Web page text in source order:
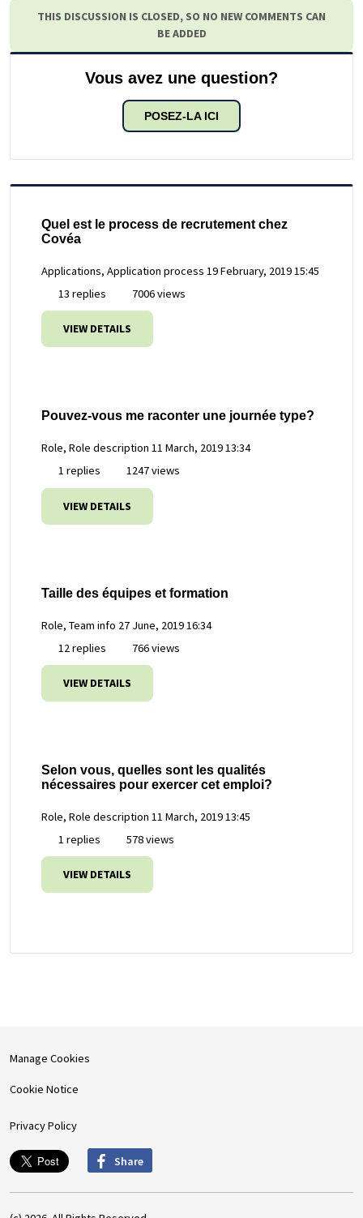
THIS DISCUSSION IS CLOSED, SO NO NEW COMMENTS CAN
BE ADDED
Vous avez une question?
POSEZ-LA ICI
Quel est le process de recrutement chez
Covéa
Applications, Application process 19 February, 2019 15:45
13 replies
7006 views
VIEW DETAILS
Pouvez-vous me raconter une journée type?
Role, Role description 11 March, 2019 13:34
1 replies
1247 views
VIEW DETAILS
Taille des équipes et formation
Role, Team info 27 June, 2019 16:34
12 replies
766 views
VIEW DETAILS
Selon vous, quelles sont les qualités
nécessaires pour exercer cet emploi?
Role, Role description 11 March, 2019 13:45
1 replies
578 views
VIEW DETAILS
Manage Cookies
Cookie Notice
Privacy Policy
Share